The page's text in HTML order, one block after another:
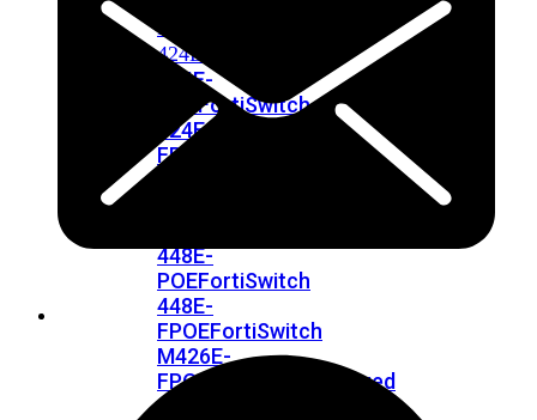
FortiSwitch
424E
424E-
FortiSwitch
424E-
FPOE
448E-
POEFortiSwitch
448E-
FPOEFortiSwitch
M426E-
FPOE
FortiSwitchRugged
424F-